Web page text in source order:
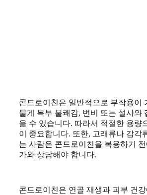
콘드로이친은 일반적으로 부작용이
물게 복부 불쾌감, 변비 또는 설사와
을 수 있습니다. 따라서 적절한 용량
이 중요합니다. 또한, 고래류나 갑각
는 사람은 콘드로이친을 복용하기
가와 상담해야 합니다.
콘드로이친은 연골 재생과 피부 건